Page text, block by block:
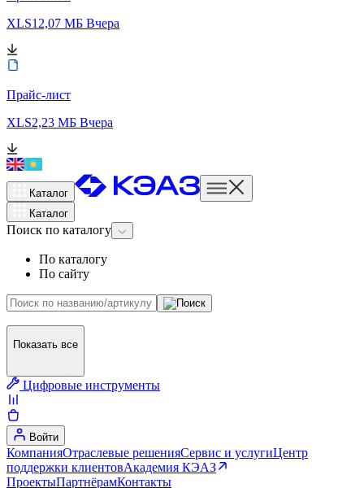
XLS12,07 МБ Вчера
Прайс-лист
XLS2,23 МБ Вчера
Каталог
Каталог
Поиск по каталогу
По каталогу
По сайту
Показать все
Цифровые инструменты
Войти
КомпанияОтраслевые решенияСервис и услугиЦентр
поддержки клиентовАкадемия КЭАЗ
ПроектыПартнёрамКонтакты